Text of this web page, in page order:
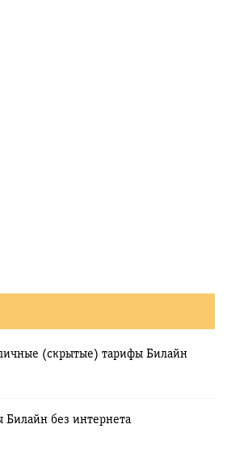
(скрытые) тарифы Билайн
Билайн без интернета